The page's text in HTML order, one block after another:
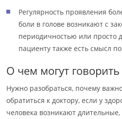
Регулярность проявления
боли в голове возникают с
периодичностью или просто
пациенту также есть смысл
О чем могут
Нужно разобраться, почему
обратиться к доктору, если у
человека возникают